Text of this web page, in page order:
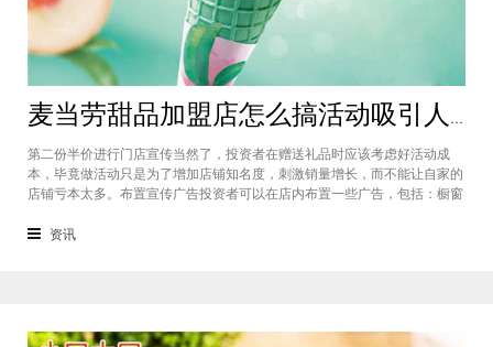
麦当劳甜品加盟店怎么搞活动吸引人？这些好方法建议你保存
第二份半价进行门店宣传当然了，投资者在赠送礼品时应该考虑好活动成
本，毕竟做活动只是为了增加店铺知名度，刺激销量增长，而不能让自家的
店铺亏本太多。布置宣传广告投资者可以在店内布置一些广告，包括：橱窗
告海报会让消费者产生抵触心理。而且投资者也要注意活动海报的粘贴位
资讯